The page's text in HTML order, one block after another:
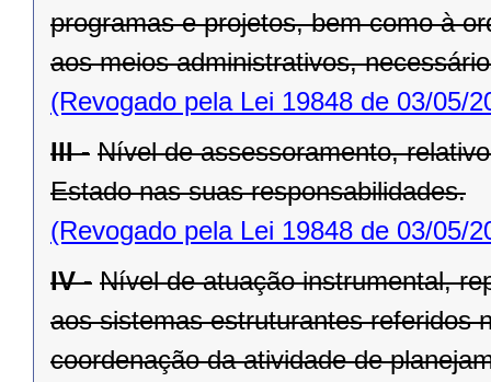
progra­mas e projetos, bem como à
aos meios administrativos,
(Revogado pela Lei 19848 de 03/05/
III - Nível de assessoramento,
Estado nas suas responsabilidades.
(Revogado pela Lei 19848 de 03/05/
IV - Nível de atuação instrumental,
aos sistemas estruturantes referidos
coordenação da ativi­dade de